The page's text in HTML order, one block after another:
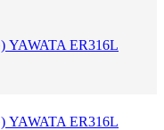
ER316L
ER316L